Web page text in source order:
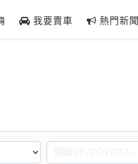
我要賣車 熱門新聞